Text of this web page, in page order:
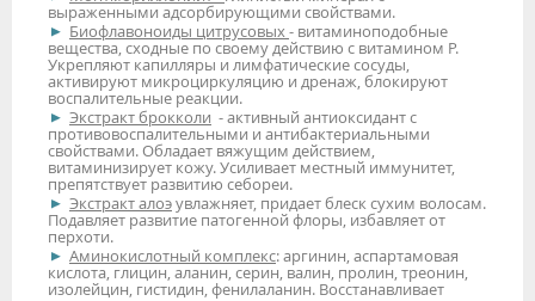
выраженными адсорбирующими свойствами.
Биофлавоноиды цитрусовых- витаминоподобные
вещества, сходные по своему действию с витамином Р.
Укрепляют капилляры и лимфатические сосуды,
активируют микроциркуляцию и дренаж, блокируют
воспалительные реакции.
Экстракт брокколи - активный антиоксидант с
противовоспалительными и антибактериальными
свойствами. Обладает вяжущим действием,
витаминизирует кожу. Усиливает местный иммунитет,
препятствует развитию себореи.
Экстракт алоэувлажняет, придает блеск сухим волосам.
Подавляет развитие патогенной флоры, избавляет от
перхоти.
Аминокислотный комплекс: аргинин, аспартамовая
кислота, глицин, аланин, серин, валин, пролин, треонин,
изолейцин, гистидин, фенилаланин. Восстанавливает